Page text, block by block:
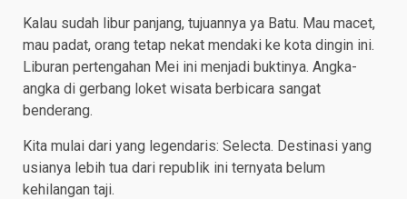
Kalau sudah libur panjang, tujuannya ya Batu. Mau macet,
mau padat, orang tetap nekat mendaki ke kota dingin ini.
Liburan pertengahan Mei ini menjadi buktinya. Angka-
angka di gerbang loket wisata berbicara sangat
benderang.
Kita mulai dari yang legendaris: Selecta. Destinasi yang
usianya lebih tua dari republik ini ternyata belum
kehilangan taji.